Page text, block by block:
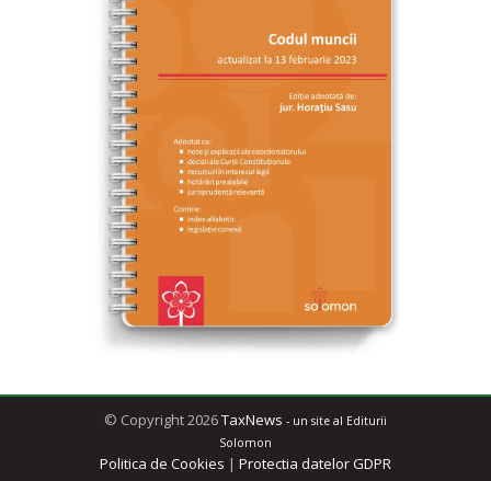
© Copyright 2026TaxNews - un site al Editurii
Solomon
Politica de Cookies | Protectia datelor GDPR